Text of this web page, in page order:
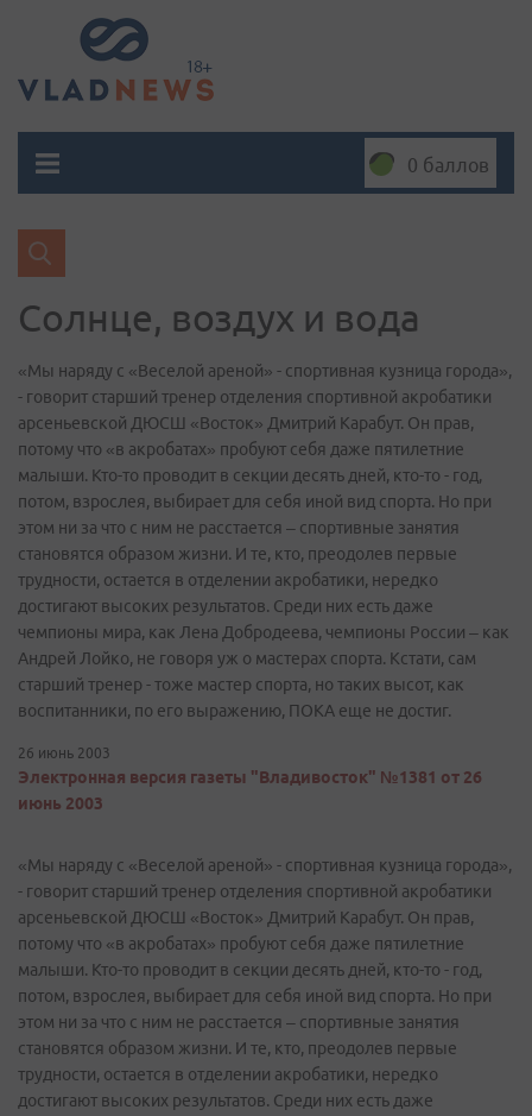
0 баллов
Солнце, воздух и вода
«Мы наряду с «Веселой ареной» - спортивная кузница города»,
- говорит старший тренер отделения спортивной акробатики
арсеньевской ДЮСШ «Восток» Дмитрий Карабут. Он прав,
потому что «в акробатах» пробуют себя даже пятилетние
малыши. Кто-то проводит в секции десять дней, кто-то - год,
потом, взрослея, выбирает для себя иной вид спорта. Но при
этом ни за что с ним не расстается – спортивные занятия
становятся образом жизни. И те, кто, преодолев первые
трудности, остается в отделении акробатики, нередко
достигают высоких результатов. Среди них есть даже
чемпионы мира, как Лена Добродеева, чемпионы России – как
Андрей Лойко, не говоря уж о мастерах спорта. Кстати, сам
старший тренер - тоже мастер спорта, но таких высот, как
воспитанники, по его выражению, ПОКА еще не достиг.
26 июнь 2003
Электронная версия газеты "Владивосток" №1381 от 26
июнь 2003
«Мы наряду с «Веселой ареной» - спортивная кузница города»,
- говорит старший тренер отделения спортивной акробатики
арсеньевской ДЮСШ «Восток» Дмитрий Карабут. Он прав,
потому что «в акробатах» пробуют себя даже пятилетние
малыши. Кто-то проводит в секции десять дней, кто-то - год,
потом, взрослея, выбирает для себя иной вид спорта. Но при
этом ни за что с ним не расстается – спортивные занятия
становятся образом жизни. И те, кто, преодолев первые
трудности, остается в отделении акробатики, нередко
достигают высоких результатов. Среди них есть даже